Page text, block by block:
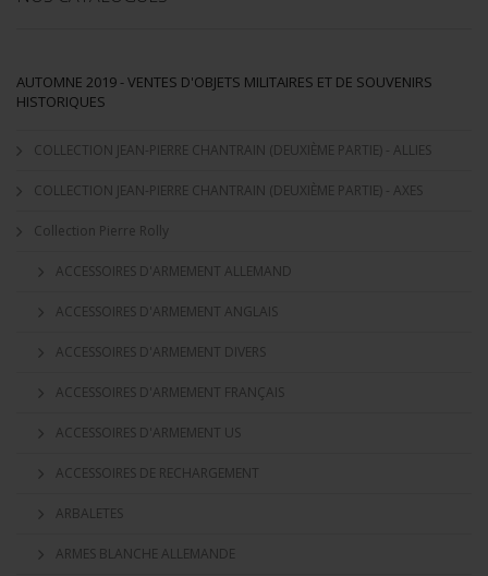
AUTOMNE 2019 - VENTES D'OBJETS MILITAIRES ET DE SOUVENIRS
HISTORIQUES
COLLECTION JEAN-PIERRE CHANTRAIN (DEUXIÈME PARTIE) - ALLIES
COLLECTION JEAN-PIERRE CHANTRAIN (DEUXIÈME PARTIE) - AXES
Collection Pierre Rolly
ACCESSOIRES D'ARMEMENT ALLEMAND
ACCESSOIRES D'ARMEMENT ANGLAIS
ACCESSOIRES D'ARMEMENT DIVERS
ACCESSOIRES D'ARMEMENT FRANÇAIS
ACCESSOIRES D'ARMEMENT US
ACCESSOIRES DE RECHARGEMENT
ARBALETES
ARMES BLANCHE ALLEMANDE